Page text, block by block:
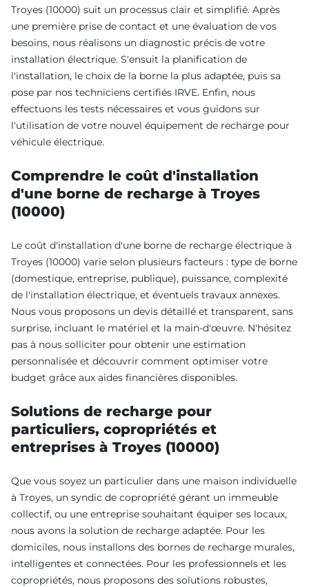
Troyes (10000) suit un processus clair et simplifié. Après
une première prise de contact et une évaluation de vos
besoins, nous réalisons un diagnostic précis de votre
installation électrique. S'ensuit la planification de
l'installation, le choix de la borne la plus adaptée, puis sa
pose par nos techniciens certifiés IRVE. Enfin, nous
effectuons les tests nécessaires et vous guidons sur
l'utilisation de votre nouvel équipement de recharge pour
véhicule électrique.
Comprendre le coût d'installation
d'une borne de recharge à Troyes
(10000)
Le coût d'installation d'une borne de recharge électrique à
Troyes (10000) varie selon plusieurs facteurs : type de borne
(domestique, entreprise, publique), puissance, complexité
de l'installation électrique, et éventuels travaux annexes.
Nous vous proposons un devis détaillé et transparent, sans
surprise, incluant le matériel et la main-d'œuvre. N'hésitez
pas à nous solliciter pour obtenir une estimation
personnalisée et découvrir comment optimiser votre
budget grâce aux aides financières disponibles.
Solutions de recharge pour
particuliers, copropriétés et
entreprises à Troyes (10000)
Que vous soyez un particulier dans une maison individuelle
à Troyes, un syndic de copropriété gérant un immeuble
collectif, ou une entreprise souhaitant équiper ses locaux,
nous avons la solution de recharge adaptée. Pour les
domiciles, nous installons des bornes de recharge murales,
intelligentes et connectées. Pour les professionnels et les
copropriétés, nous proposons des solutions robustes,